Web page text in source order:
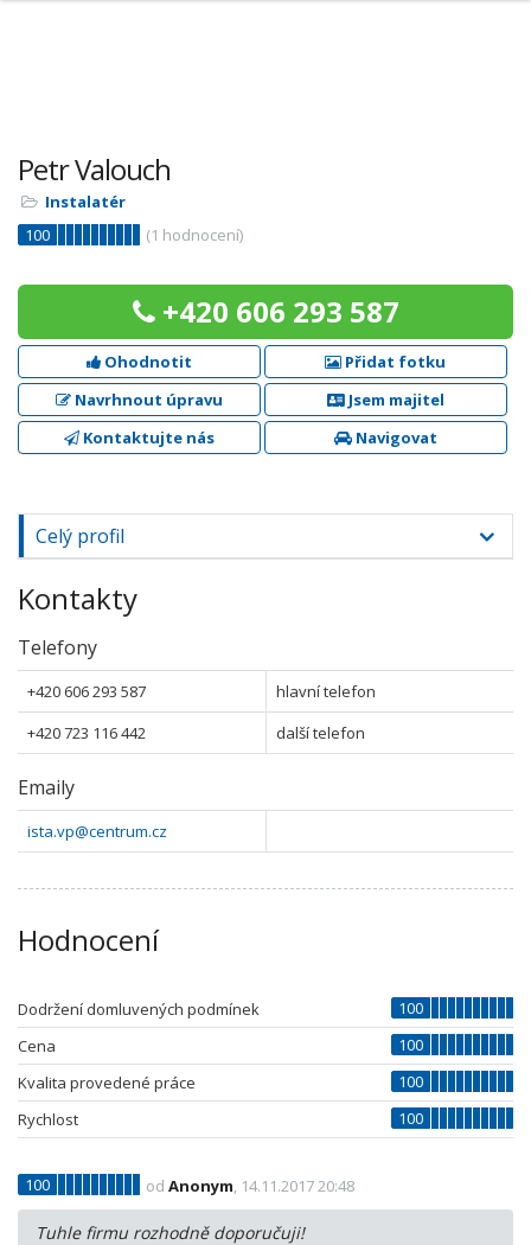
Petr Valouch
Instalatér
100
(1 hodnocení)
+420 606 293 587
Ohodnotit
Přidat fotku
Navrhnout úpravu
Jsem majitel
Kontaktujte nás
Navigovat
Celý profil
Kontakty
Telefony
+420 606 293 587
hlavní telefon
+420 723 116 442
další telefon
Emaily
ista.vp@centrum.cz
Hodnocení
Dodržení domluvených podmínek
100
Cena
100
Kvalita provedené práce
100
Rychlost
100
100 od Anonym, 14.11.2017 20:48
Tuhle firmu rozhodně doporučuji!